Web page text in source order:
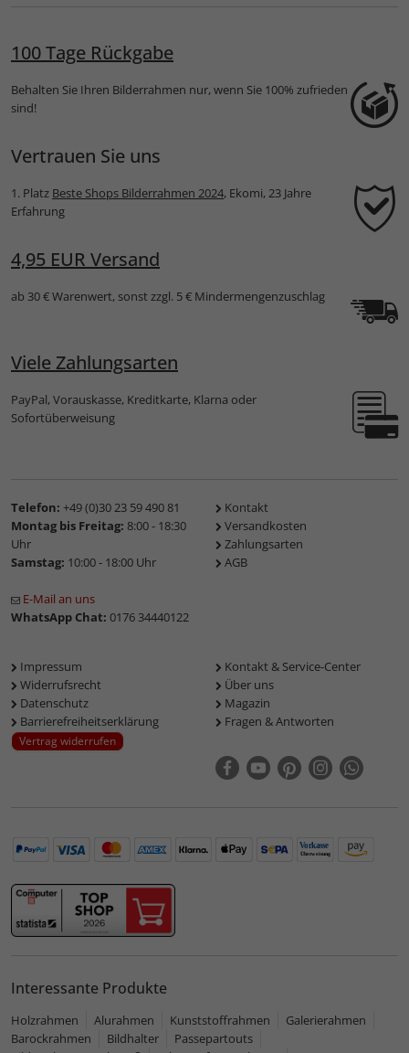
100 Tage Rückgabe
Behalten Sie Ihren Bilderrahmen nur, wenn Sie 100% zufrieden
sind!
Vertrauen Sie uns
1. Platz Beste Shops Bilderrahmen 2024, Ekomi, 23 Jahre
Erfahrung
4,95 EUR Versand
ab 30 € Warenwert, sonst zzgl. 5 € Mindermengenzuschlag
Viele Zahlungsarten
PayPal, Vorauskasse, Kreditkarte, Klarna oder
Sofortüberweisung
Telefon: +49 (0)30 23 59 490 81
Montag bis Freitag: 8:00 - 18:30
Uhr
Samstag: 10:00 - 18:00 Uhr
E-Mail an uns
WhatsApp Chat: 0176 34440122
Kontakt
Versandkosten
Zahlungsarten
AGB
Impressum
Widerrufsrecht
Datenschutz
Barrierefreiheitserklärung
Vertrag widerrufen
Kontakt & Service-Center
Über uns
Magazin
Fragen & Antworten
Interessante Produkte
Holzrahmen Alurahmen Kunststoffrahmen
Galerierahmen
Barockrahmen
Bildhalter
Passepartouts